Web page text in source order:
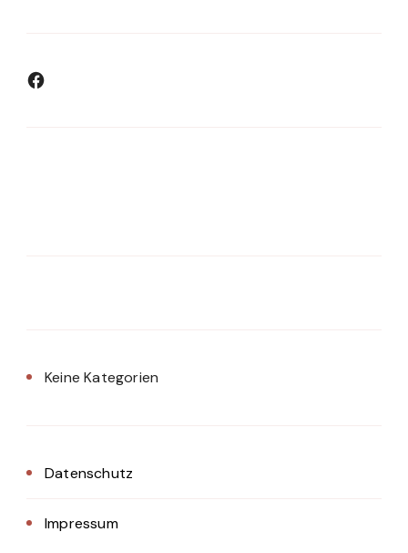
Facebook
Keine Kategorien
Datenschutz
Impressum